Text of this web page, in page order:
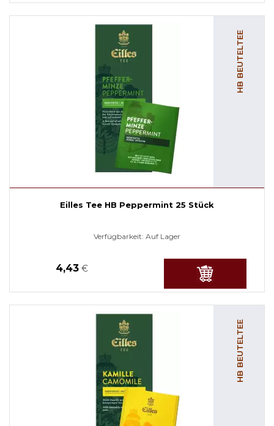
HB BEUTELTEE
Eilles Tee HB Peppermint 25 Stück
Verfügbarkeit: Auf Lager
4,43 €
HB BEUTELTEE